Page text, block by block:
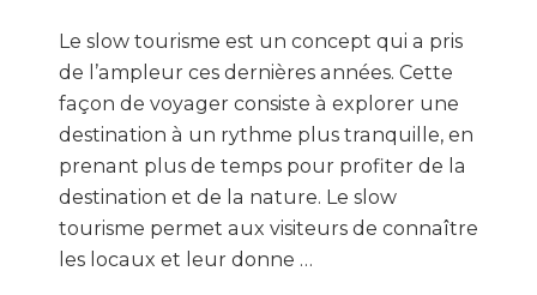
Le slow tourisme est un concept qui a pris
de l’ampleur ces dernières années. Cette
façon de voyager consiste à explorer une
destination à un rythme plus tranquille, en
prenant plus de temps pour profiter de la
destination et de la nature. Le slow
tourisme permet aux visiteurs de connaître
les locaux et leur donne …